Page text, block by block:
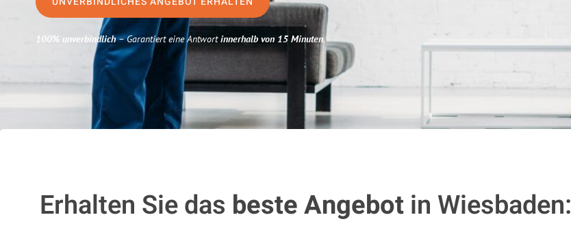
100% unverbindlich– Garantiert eine Antwortinnerhalb von 15 Minuten.
Erhalten Sie das beste Angebotin Wiesbaden: